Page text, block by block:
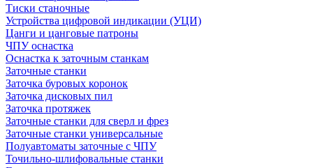
Тиски станочные
Устройства цифровой индикации (УЦИ)
Цанги и цанговые патроны
ЧПУ оснастка
Оснастка к заточным станкам
Заточные станки
Заточка буровых коронок
Заточка дисковых пил
Заточка протяжек
Заточные станки для сверл и фрез
Заточные станки универсальные
Полуавтоматы заточные с ЧПУ
Точильно-шлифовальные станки